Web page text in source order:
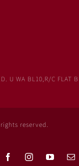
U WA BL10,R/C FLAT B
reserved.